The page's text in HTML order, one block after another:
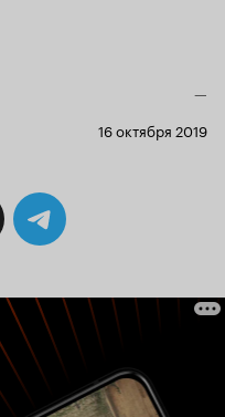
—
16 октября 2019